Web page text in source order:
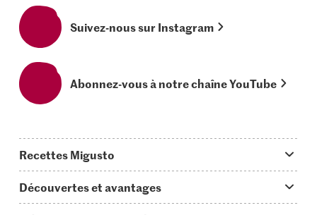
Suivez-nous sur Instagram
Abonnez-vous à notre chaîne YouTube
Recettes Migusto
Idées de menus
Découvertes et avantages